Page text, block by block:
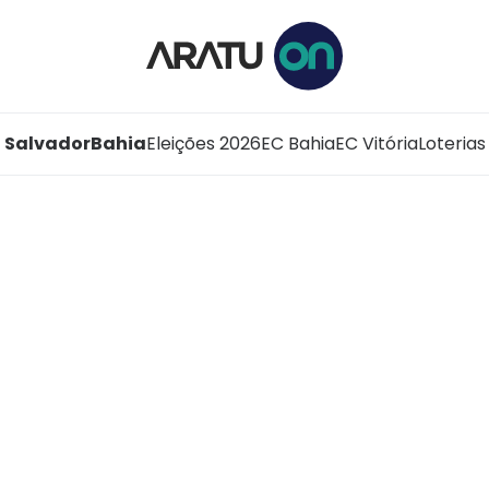
SalvadorBahiaEleições 2026EC BahiaEC VitóriaLoterias